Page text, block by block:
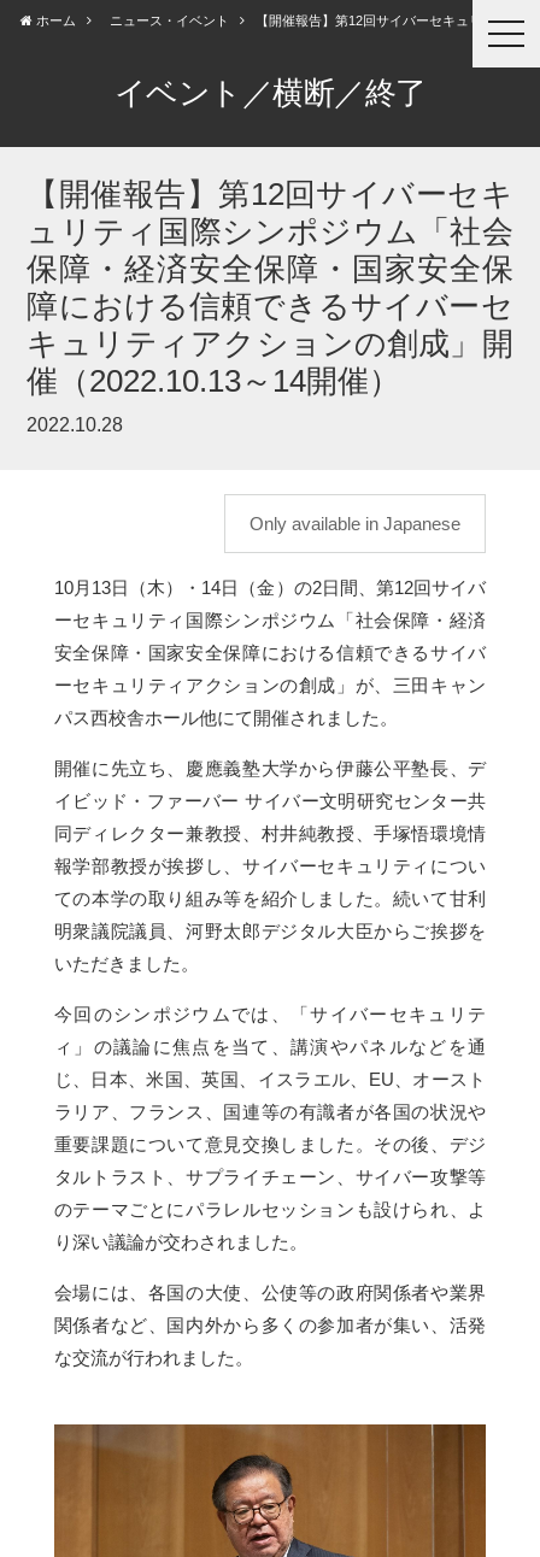
ホーム ニュース・イベント 【開催報告】第12回サイバーセキュリティ...
イベント／横断／終了
【開催報告】第12回サイバーセキ
ュリティ国際シンポジウム「社会
保障・経済安全保障・国家安全保
障における信頼できるサイバーセ
キュリティアクションの創成」開
催（2022.10.13～14開催）
2022.10.28
Only available in Japanese
10月13日（木）・14日（金）の2日間、第12回サイバ
ーセキュリティ国際シンポジウム「社会保障・経済
安全保障・国家安全保障における信頼できるサイバ
ーセキュリティアクションの創成」が、三田キャン
パス西校舎ホール他にて開催されました。
開催に先立ち、慶應義塾大学から伊藤公平塾長、デ
イビッド・ファーバー サイバー文明研究センター共
同ディレクター兼教授、村井純教授、手塚悟環境情
報学部教授が挨拶し、サイバーセキュリティについ
ての本学の取り組み等を紹介しました。続いて甘利
明衆議院議員、河野太郎デジタル大臣からご挨拶を
いただきました。
今回のシンポジウムでは、「サイバーセキュリテ
ィ」の議論に焦点を当て、講演やパネルなどを通
じ、日本、米国、英国、イスラエル、EU、オースト
ラリア、フランス、国連等の有識者が各国の状況や
重要課題について意見交換しました。その後、デジ
タルトラスト、サプライチェーン、サイバー攻撃等
のテーマごとにパラレルセッションも設けられ、よ
り深い議論が交わされました。
会場には、各国の大使、公使等の政府関係者や業界
関係者など、国内外から多くの参加者が集い、活発
な交流が行われました。